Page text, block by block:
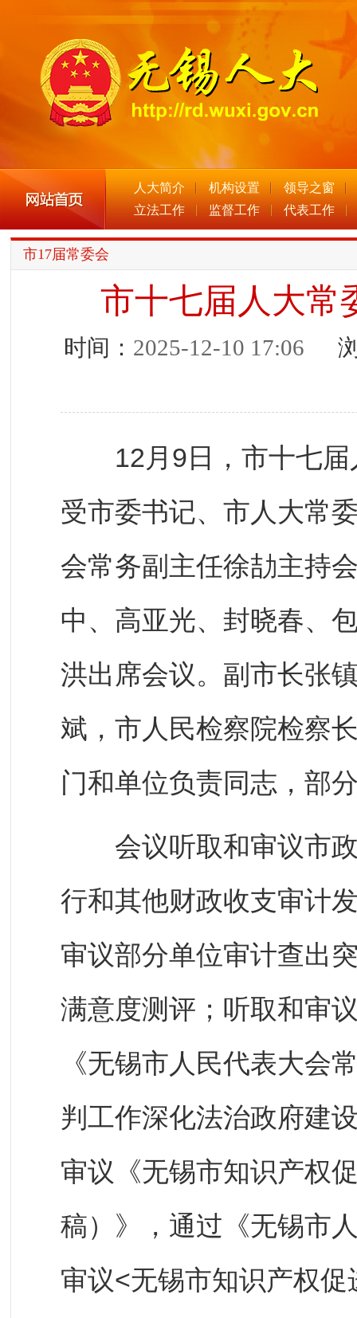
人大简介 机构设置
领导之窗
立法工作
监督工作 代表工作
市17届常委会
市十七届人大常
时间： 2025-12-10 17:06 浏
12月9日，市十七届
受市委书记、市人大常
会常务副主任徐劼主持
中、高亚光、封晓春、
洪出席会议。副市长张
斌，市人民检察院检察
门和单位负责同志，部
会议听取和审议市政
行和其他财政收支审计
审议部分单位审计查出
满意度测评；听取和审
《无锡市人民代表大会
判工作深化法治政府建
审议《无锡市知识产权
稿）》，通过《无锡市
审议<无锡市知识产权